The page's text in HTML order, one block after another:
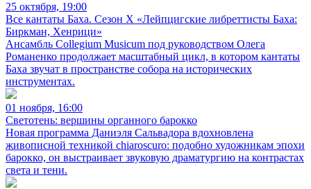
25 октября, 19:00
Все кантаты Баха. Сезон X «Лейпцигские либреттисты Баха:
Биркман, Хенрици»
Ансамбль Collegium Musicum под руководством Олега
Романенко продолжает масштабный цикл, в котором кантаты
Баха звучат в пространстве собора на исторических
инструментах.
01 ноября, 16:00
Светотень: вершины органного барокко
Новая программа Даниэля Сальвадора вдохновлена
живописной техникой chiaroscuro: подобно художникам эпохи
барокко, он выстраивает звуковую драматургию на контрастах
света и тени.